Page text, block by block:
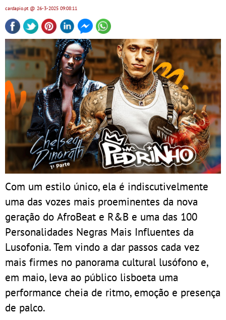
cardapio.pt@ 26-3-2025 09:08:11
Com um estilo único, ela é indiscutivelmente
uma das vozes mais proeminentes da nova
geração do AfroBeat e R&B e uma das 100
Personalidades Negras Mais Influentes da
Lusofonia. Tem vindo a dar passos cada vez
mais firmes no panorama cultural lusófono e,
em maio, leva ao público lisboeta uma
performance cheia de ritmo, emoção e presença
de palco.